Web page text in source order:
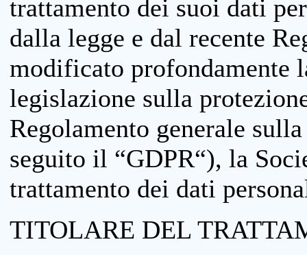
trattamento dei suoi dati
dalla legge e dal recente
modificato profondamente
legislazione sulla
Regolamento generale
seguito il “GDPR“), la
trattamento dei dati
TITOLARE DEL